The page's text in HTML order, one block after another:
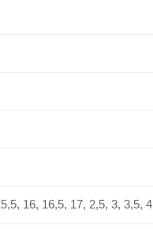
16, 16,5, 17, 2,5, 3, 3,5,